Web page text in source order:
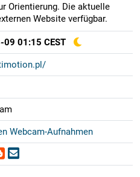
Orientierung. Die aktuelle
Website verfügbar.
01:15 CEST
Webcam-Aufnahmen